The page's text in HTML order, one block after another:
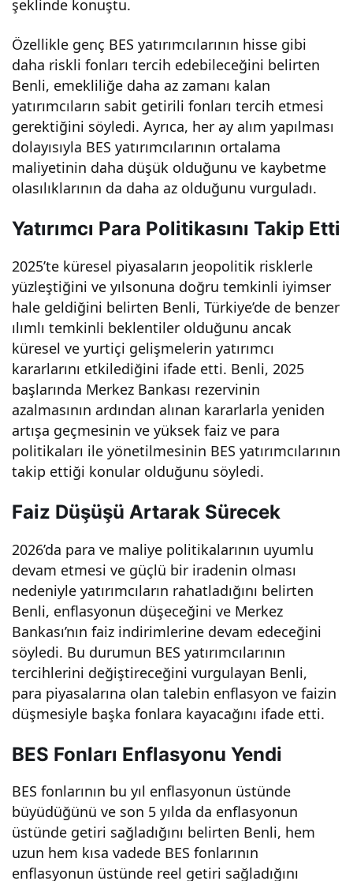
şeklinde konuştu.
Özellikle genç BES yatırımcılarının hisse gibi
daha riskli fonları tercih edebileceğini belirten
Benli, emekliliğe daha az zamanı kalan
yatırımcıların sabit getirili fonları tercih etmesi
gerektiğini söyledi. Ayrıca, her ay alım yapılması
dolayısıyla BES yatırımcılarının ortalama
maliyetinin daha düşük olduğunu ve kaybetme
olasılıklarının da daha az olduğunu vurguladı.
Yatırımcı Para Politikasını Takip Etti
2025’te küresel piyasaların jeopolitik risklerle
yüzleştiğini ve yılsonuna doğru temkinli iyimser
hale geldiğini belirten Benli, Türkiye’de de benzer
ılımlı temkinli beklentiler olduğunu ancak
küresel ve yurtiçi gelişmelerin yatırımcı
kararlarını etkilediğini ifade etti. Benli, 2025
başlarında Merkez Bankası rezervinin
azalmasının ardından alınan kararlarla yeniden
artışa geçmesinin ve yüksek faiz ve para
politikaları ile yönetilmesinin BES yatırımcılarının
takip ettiği konular olduğunu söyledi.
Faiz Düşüşü Artarak Sürecek
2026’da para ve maliye politikalarının uyumlu
devam etmesi ve güçlü bir iradenin olması
nedeniyle yatırımcıların rahatladığını belirten
Benli, enflasyonun düşeceğini ve Merkez
Bankası’nın faiz indirimlerine devam edeceğini
söyledi. Bu durumun BES yatırımcılarının
tercihlerini değiştireceğini vurgulayan Benli,
para piyasalarına olan talebin enflasyon ve faizin
düşmesiyle başka fonlara kayacağını ifade etti.
BES Fonları Enflasyonu Yendi
BES fonlarının bu yıl enflasyonun üstünde
büyüdüğünü ve son 5 yılda da enflasyonun
üstünde getiri sağladığını belirten Benli, hem
uzun hem kısa vadede BES fonlarının
enflasyonun üstünde reel getiri sağladığını